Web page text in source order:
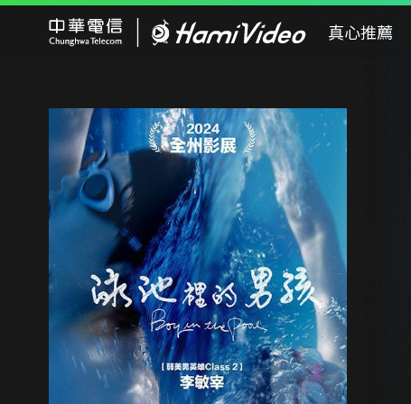
真心推薦